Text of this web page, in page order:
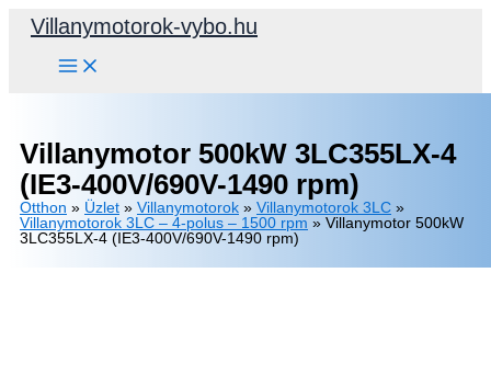
SkipVillanymotorok-vybo.hu
Villanymotor 500kW 3LC355LX-4
(IE3-400V/690V-1490 rpm)
Otthon » Üzlet » Villanymotorok » Villanymotorok 3LC »
Villanymotorok 3LC – 4-polus – 1500 rpm » Villanymotor 500kW
3LC355LX-4 (IE3-400V/690V-1490 rpm)